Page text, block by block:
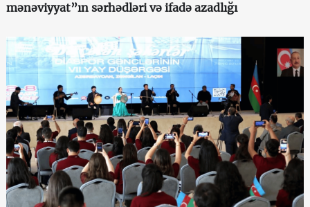
mənəviyyat”ın sərhədləri və ifadə azadlığı